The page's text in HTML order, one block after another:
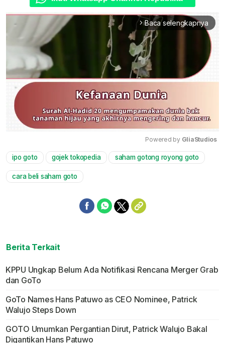
arrow_forward_ios Baca selengkapnya
Mute
Powered by GliaStudios
ipo goto gojek tokopedia saham gotong royong goto
cara beli saham goto
Berita Terkait
KPPU Ungkap Belum Ada Notifikasi Rencana Merger Grab
dan GoTo
GoTo Names Hans Patuwo as CEO Nominee, Patrick
Walujo Steps Down
GOTO Umumkan Pergantian Dirut, Patrick Walujo Bakal
Digantikan Hans Patuwo